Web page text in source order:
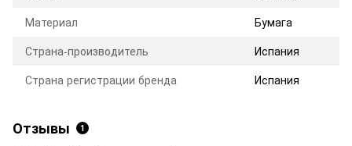
Материал
Бумага
Страна-производитель
Испания
Страна регистрации бренда
Испания
Отзывы 1